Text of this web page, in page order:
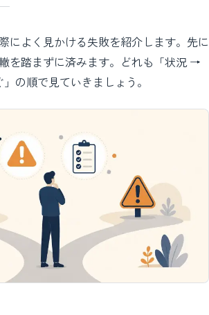
によく見かける失敗を紹介します。先に
を踏まずに済みます。どれも「状況 →
の順で見ていきましょう。